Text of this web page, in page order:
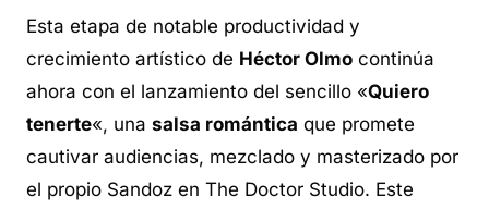
Esta etapa de notable productividad y
crecimiento artístico de Héctor Olmo continúa
ahora con el lanzamiento del sencillo «Quiero
tenerte«, una salsa romántica que promete
cautivar audiencias, mezclado y masterizado por
el propio Sandoz en The Doctor Studio. Este